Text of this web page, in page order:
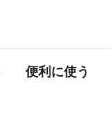
便利に使う